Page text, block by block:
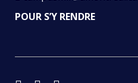
POUR S’Y RENDRE